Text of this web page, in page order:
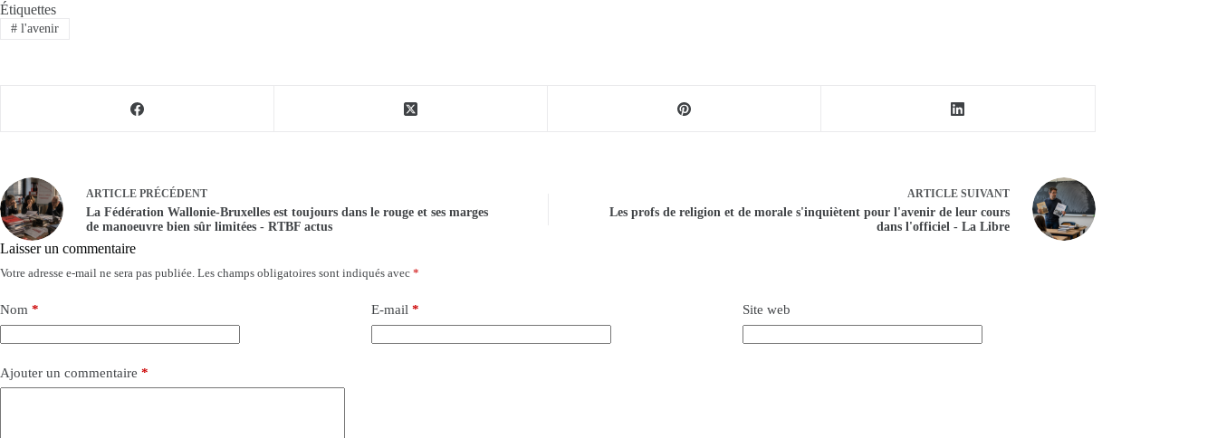
Étiquettes
#l'avenir
ARTICLE PRÉCÉDENT
La Fédération Wallonie-Bruxelles est toujours dans le rouge et ses marges
de manoeuvre bien sûr limitées - RTBF actus
ARTICLESUIVANT
Les profs de religion et de morale s'inquiètent pour l'avenir de leur cours
dans l'officiel - La Libre
Laisser un commentaire
Votre adresse e-mail ne sera pas publiée. Les champs obligatoires sont indiqués avec *
Nom * E-mail* Site web
Ajouter un commentaire *